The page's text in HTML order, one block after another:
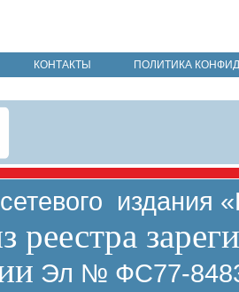
КОНТАКТЫ ПОЛИТИКА
издания
реестра
Эл № ФС77-